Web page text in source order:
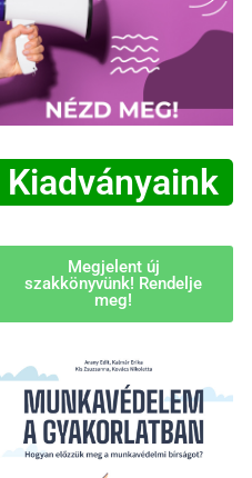
Kiadványaink
Megjelent új
szakkönyvünk! Rendelje
meg!